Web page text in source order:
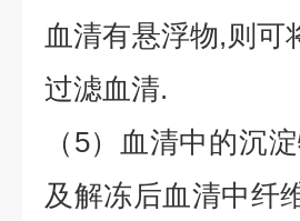
血清有悬浮物,则可
过滤血清.
（5）血清中的沉
及解冻后血清中纤